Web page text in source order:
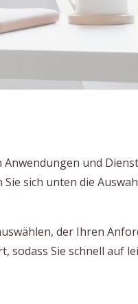
und
sich unten die
der Ihren
Sie schnell auf